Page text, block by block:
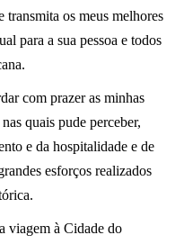
transmita os meus melhores
para a sua pessoa e todos
com prazer as minhas
quais pude perceber,
e da hospitalidade e de
esforços realizados
viagem à Cidade do